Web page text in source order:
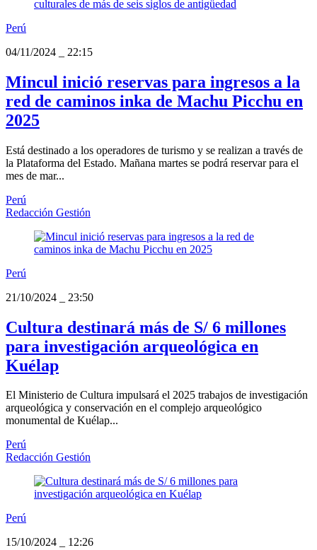
Perú
04/11/2024
22:15
Mincul inició reservas para ingresos a la
red de caminos inka de Machu Picchu en
2025
Está destinado a los operadores de turismo y se realizan a través de
la Plataforma del Estado. Mañana martes se podrá reservar para el
mes de mar...
Perú
Redacción Gestión
Perú
21/10/2024
23:50
Cultura destinará más de S/ 6 millones
para investigación arqueológica en
Kuélap
El Ministerio de Cultura impulsará el 2025 trabajos de investigación
arqueológica y conservación en el complejo arqueológico
monumental de Kuélap...
Perú
Redacción Gestión
Perú
15/10/2024
12:26